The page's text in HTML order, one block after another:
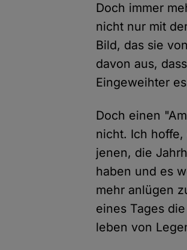
Doch immer
nicht nur mit
Bild, das sie
davon aus,
Eingeweihter
Doch einen
nicht. Ich
jenen, die
haben und es
mehr anlügen
eines Tages
leben von